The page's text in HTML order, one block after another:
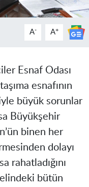
A- A+
Esnaf Odası
esnafının
büyük sorunlar
Büyükşehir
binen her
dolayı
rahatladığını
bütün